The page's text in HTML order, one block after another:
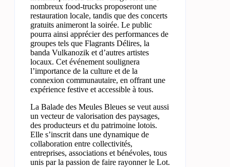
nombreux food-trucks proposeront une
restauration locale, tandis que des concerts
gratuits animeront la soirée. Le public
pourra ainsi apprécier des performances de
groupes tels que Flagrants Délires, la
banda Vulkanozik et d’autres artistes
locaux. Cet événement soulignera
l’importance de la culture et de la
connexion communautaire, en offrant une
expérience festive et accessible à tous.
La Balade des Meules Bleues se veut aussi
un vecteur de valorisation des paysages,
des producteurs et du patrimoine lotois.
Elle s’inscrit dans une dynamique de
collaboration entre collectivités,
entreprises, associations et bénévoles, tous
unis par la passion de faire rayonner le Lot.